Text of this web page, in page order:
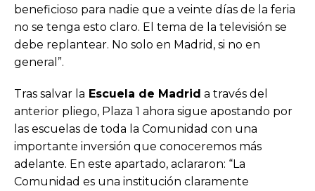
beneficioso para nadie que a veinte días de la feria
no se tenga esto claro. El tema de la televisión se
debe replantear. No solo en Madrid, si no en
general”.
Tras salvar la Escuela de Madrid a través del
anterior pliego, Plaza 1 ahora sigue apostando por
las escuelas de toda la Comunidad con una
importante inversión que conoceremos más
adelante. En este apartado, aclararon: “La
Comunidad es una institución claramente